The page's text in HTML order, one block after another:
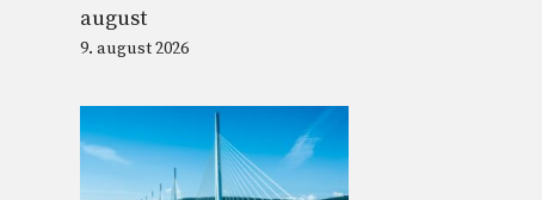
august
9. august 2026